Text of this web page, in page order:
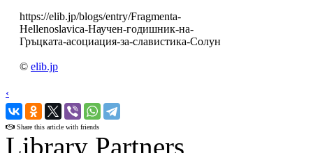
https://elib.jp/blogs/entry/Fragmenta-
Hellenoslavica-Научен-годишник-на-
Гръцката-асоциация-за-славистика-Солун
© elib.jp
‹
›
Share this article with friends
Library Partners